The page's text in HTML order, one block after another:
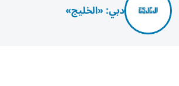
دبي: «الخليج»